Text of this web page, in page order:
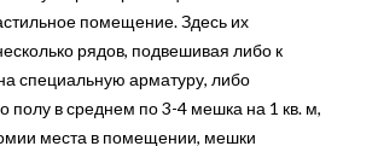
помещение. Здесь их
рядов, подвешивая либо к
специальную арматуру, либо
полу в среднем по 3-4 мешка на 1 кв. м,
места в помещении, мешки